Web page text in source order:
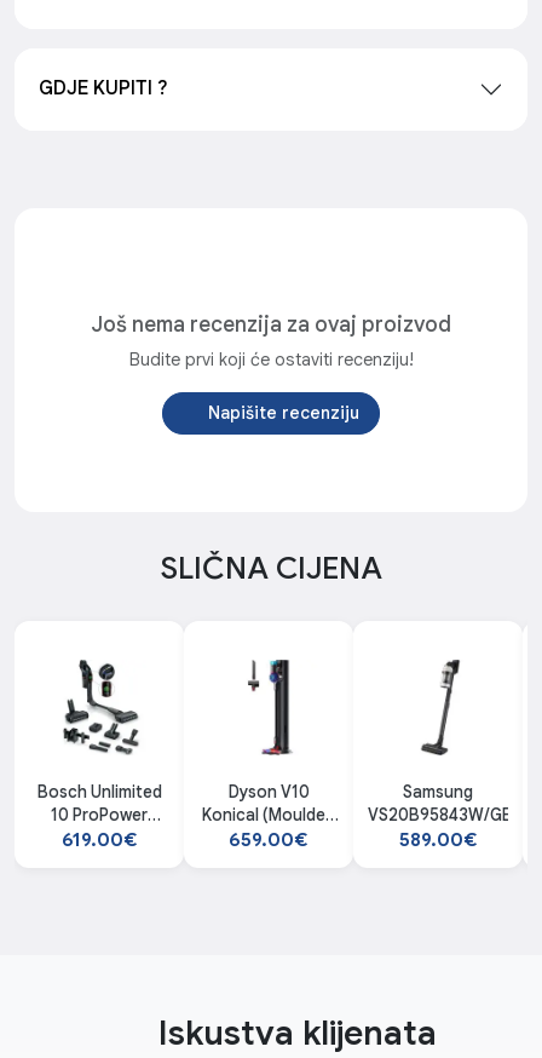
GDJE KUPITI ?
Još nema recenzija za ovaj proizvod
Budite prvi koji će ostaviti recenziju!
Napišite recenziju
SLIČNA CIJENA
Bosch Unlimited
10 ProPower
BCS1051POW
619.00€
Dyson V10
Konical (Moulded
Vinca/Black)
659.00€
Samsung
VS20B95843W/GE
589.00€
Iskustva klijenata